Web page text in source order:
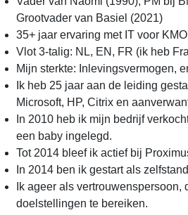
Grootvader van Basiel (2021)
35+ jaar ervaring met IT voor
Vlot 3-talig: NL, EN, FR (ik heb
Mijn sterkte: Inlevingsvermogen,
Ik heb 25 jaar aan de leiding
Microsoft, HP, Citrix en
In 2010 heb ik mijn bedrijf
een baby ingelegd.
Tot 2014 bleef ik actief bij
In 2014 ben ik gestart als
Ik ageer als
doelstellingen te bereiken.